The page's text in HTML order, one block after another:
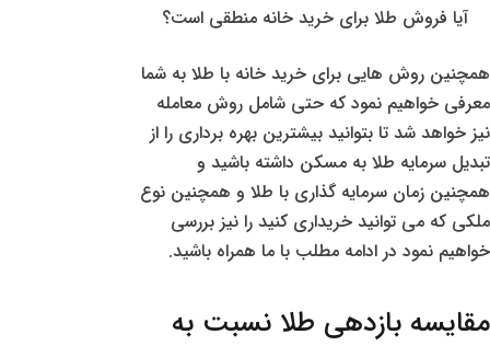
آیا فروش طلا برای خرید خانه منطقی است؟
همچنین روش هایی برای خرید خانه با طلا به شما
معرفی خواهیم نمود که حتی شامل روش معامله
نیز خواهد شد تا بتوانید بیشترین بهره برداری را از
تبدیل سرمایه طلا به مسکن داشته باشید و
همچنین زمان سرمایه گذاری با طلا و همچنین نوع
ملکی که می توانید خریداری کنید را نیز بررسی
خواهیم نمود در ادامه مطلب با ما همراه باشید.
مقایسه بازدهی طلا نسبت به